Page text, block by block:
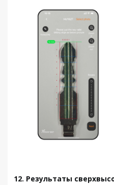
12. Результаты